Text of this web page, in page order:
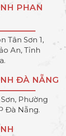
PHAN
Tân Sơn 1,
An, Tỉnh
ĐÀ NẴNG
Phường
Đà Nẵng.